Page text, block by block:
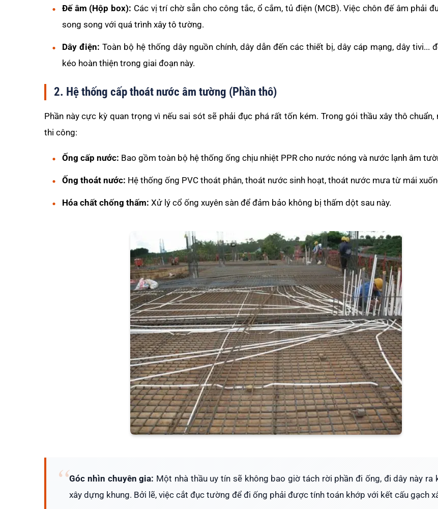
Đế âm (Hộp box): Các vị trí chờ sẵn cho công tắc, ổ cắm, tủ điện (MCB). Việc chôn đế âm phải
song song với quá trình xây tô tường.
Dây điện: Toàn bộ hệ thống dây nguồn chính, dây dẫn đến các thiết bị, dây cáp mạng, dây tivi...
kéo hoàn thiện trong giai đoạn này.
2. Hệ thống cấp thoát nước âm tường (Phần thô)
Phần này cực kỳ quan trọng vì nếu sai sót sẽ phải đục phá rất tốn kém. Trong gói thầu xây thô chuẩn,
thi công:
Ống cấp nước: Bao gồm toàn bộ hệ thống ống chịu nhiệt PPR cho nước nóng và nước lạnh âm
Ống thoát nước: Hệ thống ống PVC thoát phân, thoát nước sinh hoạt, thoát nước mưa từ mái
Hóa chất chống thấm: Xử lý cổ ống xuyên sàn để đảm bảo không bị thấm dột sau này.
Góc nhìn chuyên gia: Một nhà thầu uy tín sẽ không bao giờ tách rời phần đi ống, đi dây này ra
xây dựng khung. Bởi lẽ, việc cắt đục tường để đi ống phải được tính toán khớp với kết cấu gạch